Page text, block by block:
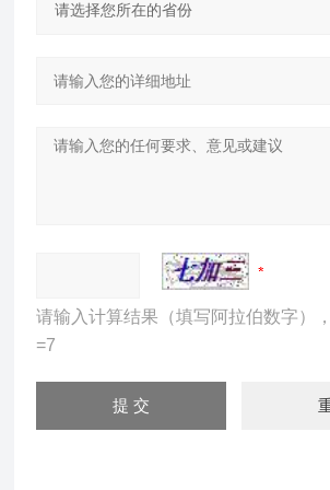
请输入计算结果（填写阿拉伯数字）
=7